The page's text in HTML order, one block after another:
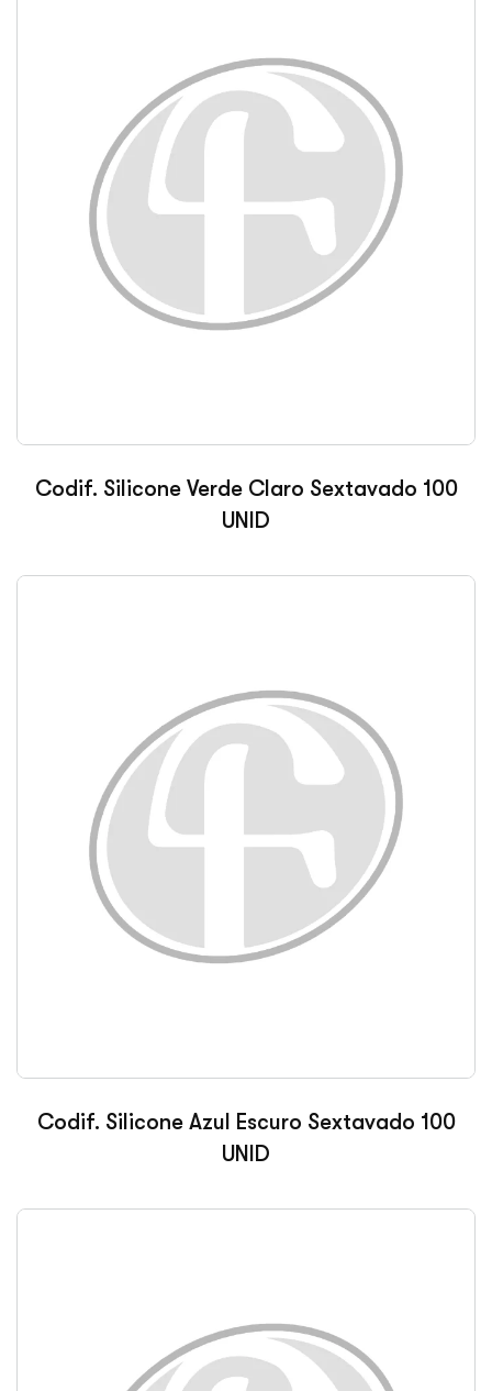
Codif. Silicone Verde Claro Sextavado 100
UNID
Codif. Silicone Azul Escuro Sextavado 100
UNID